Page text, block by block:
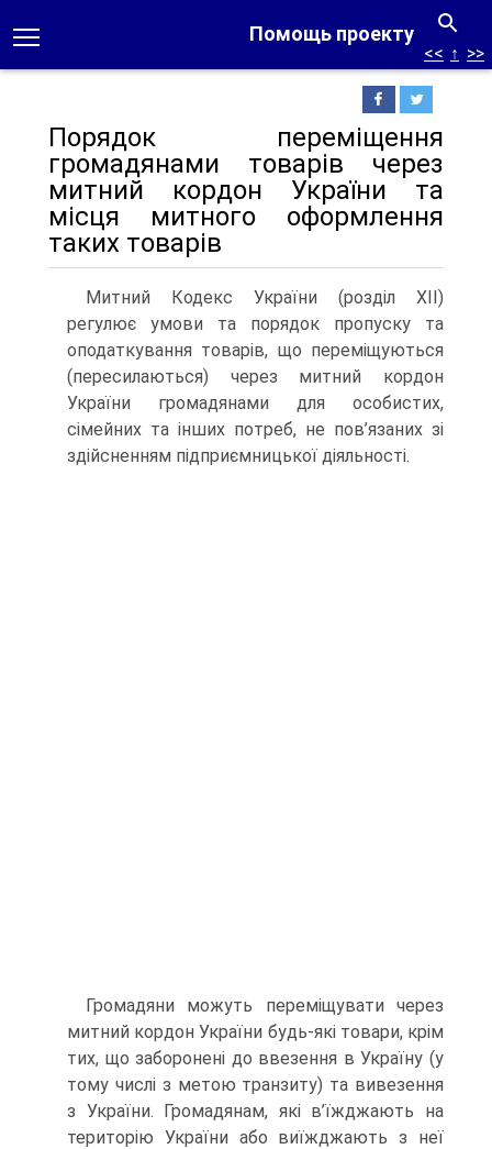
Помощь проекту
<< ↑ >>
Порядок переміщення
громадянами товарів через
митний кордон України та
місця митного оформлення
таких товарів
Митний Кодекс України (розділ ХІІ)
регулює умови та порядок пропуску та
оподаткування товарів, що переміщуються
(пересилаються) через митний кордон
України громадянами для особистих,
сімейних та інших потреб, не пов’язаних зі
здійсненням підприємницької діяльності.
Громадяни можуть переміщувати через
митний кордон України будь-які товари, крім
тих, що заборонені до ввезення в Україну (у
тому числі з метою транзиту) та вивезення
з України. Громадянам, які в’їжджають на
територію України або виїжджають з неї